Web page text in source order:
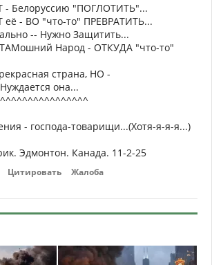
- Белоруссию "ПОГЛОТИТЬ"...
её - ВО "что-то" ПРЕВРАТИТЬ...
-- Нужно Защитить...
Народ - ОТКУДА "что-то"
страна, НО -
она...
- господа-товарищи...(Хотя-я-я-я...)
Эдмонтон. Канада. 11-2-25
Цитировать Жалоба